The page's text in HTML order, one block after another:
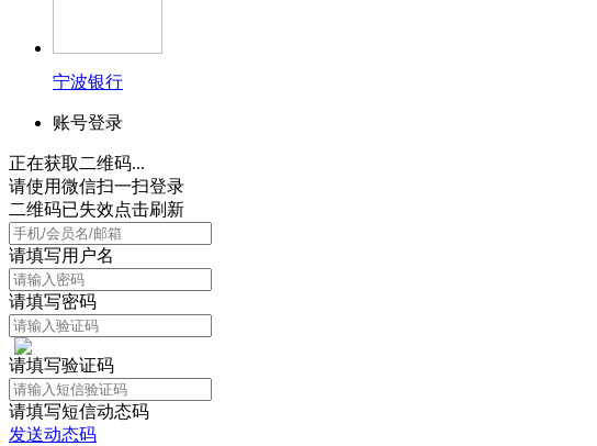
宁波银行
账号登录
正在获取二维码...
请使用微信扫一扫登录
二维码已失效点击刷新
请填写用户名
请填写密码
请填写验证码
请填写短信动态码
发送动态码